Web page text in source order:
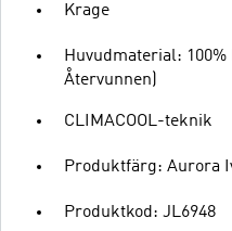
Krage
Huvudmaterial: 100%
Återvunnen)
CLIMACOOL-teknik
Produktfärg: Aurora
Produktkod: JL6948